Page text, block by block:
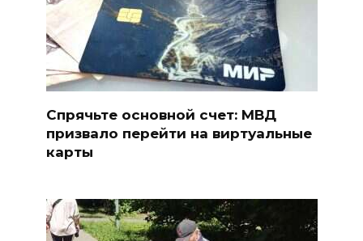
Спрячьте основной счет: МВД
призвало перейти на виртуальные
карты